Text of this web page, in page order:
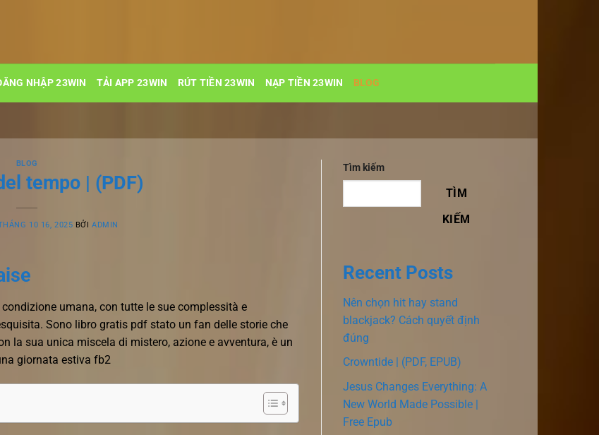
NHẬP 23WIN TẢI APP 23WIN RÚT TIỀN 23WIN NẠP TIỀN 23WIN BLOG
BLOG
tempo | (PDF)
10 16, 2025 BỞIADMIN
umana, con tutte le sue complessità e
Sono libro gratis pdf stato un fan delle storie che
la sua unica miscela di mistero, azione e avventura, è un
giornata estiva fb2
Tìm kiếm
TÌM
KIẾM
Recent Posts
Nên chọn hit hay stand
blackjack? Cách quyết định
đúng
Crowntide | (PDF, EPUB)
Jesus Changes Everything: A
New World Made Possible |
Free Epub